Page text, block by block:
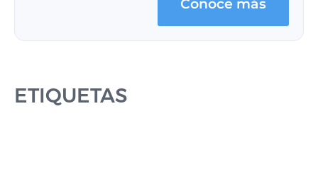
Conoce más
ETIQUETAS